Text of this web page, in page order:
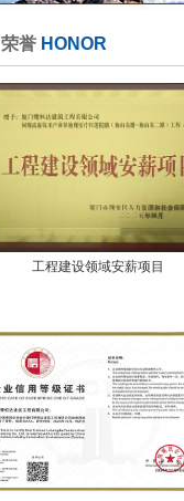
誉 HONOR
工程建设领域安薪项目